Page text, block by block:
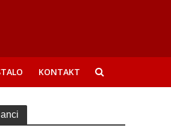
KONTAKT